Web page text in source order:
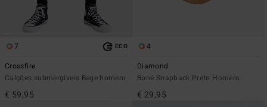
7 ECO
Crossfire
Calções submergíveis Bege homem
€ 59,95
4
Diamond
Boné Snapback Preto Homem
€ 29,95